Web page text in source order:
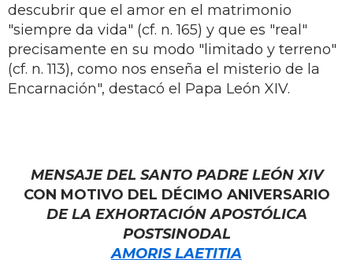
descubrir que el amor en el matrimonio
"siempre da vida" (cf. n. 165) y que es "real"
precisamente en su modo "limitado y terreno"
(cf. n. 113), como nos enseña el misterio de la
Encarnación", destacó el Papa León XIV.
MENSAJE DEL SANTO PADRE LEÓN XIV
CON MOTIVO DEL DÉCIMO ANIVERSARIO
DE LA EXHORTACIÓN APOSTÓLICA
POSTSINODAL
AMORIS LAETITIA